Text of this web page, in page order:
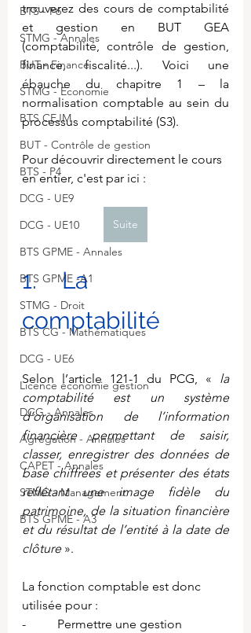
BTS - P6
STMG - Annales
BUT - Finance
STMG - Economie
BTS CEJM
BUT - Contrôle de gestion
BTS - P4
DCG - UE9
DCG - UE10
BTS GPME - Annales
BTS GPME -A1
STMG - Droit
BTS CG - Mathématiques
DCG - UE6
Licence économie gestion
DCG - Annales
Agrégation - Annales
CAPET - Annales
STMG - Management
BTS GPME - A3
trouverez des cours de comptabilité
et gestion en BUT GEA
(comptabilité, contrôle de gestion,
finance, fiscalité...). Voici une
ébauche du chapitre 1 – la
normalisation comptable au sein du
processus comptabilité (S3).
Pour découvrir directement le cours
en entier, c'est par ici :
Suite
1.    La
comptabilité
Selon l’article 121-1 du PCG, « la
comptabilité est un système
d’organisation de l’information
financière permettant de saisir,
classer, enregistrer des données de
base chiffrées et présenter des états
reflétant une image fidèle du
patrimoine, de la situation financière
et du résultat de l’entité à la date de
clôture ».
La fonction comptable est donc
utilisée pour :
-          Permettre une gestion